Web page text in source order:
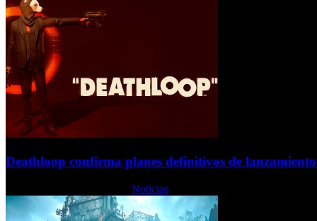
Deathloop confirma planes definitivos de
Noticias